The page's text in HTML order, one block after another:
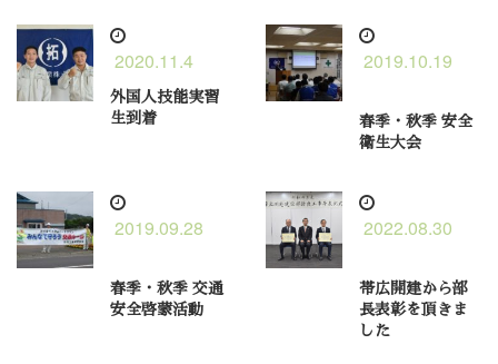
2020.11.4
外国人技能実習
生到着
2019.10.19
春季・秋季 安全
衛生大会
2019.09.28
春季・秋季 交通
安全啓蒙活動
2022.08.30
帯広開建から部
長表彰を頂きま
した